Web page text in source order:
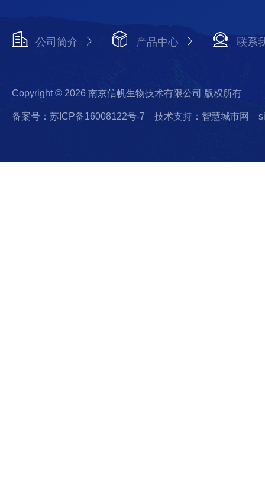
公司简介 产品中心 联系
Copyright © 2026 南京信帆生物技术有限公司 版权所有
备案号：苏ICP备16008122号-7 技术支持：智慧城市网